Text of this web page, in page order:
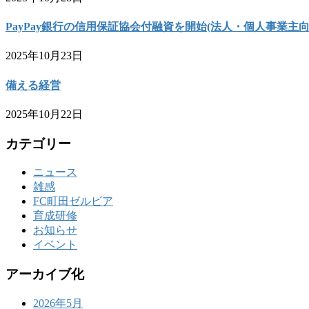
PayPay銀行の信用保証協会付融資を開始(法人・個人事業主
2025年10月23日
備える経営
2025年10月22日
カテゴリー
ニュース
雑感
FC町田ゼルビア
育成研修
お知らせ
イベント
アーカイブ化
2026年5月